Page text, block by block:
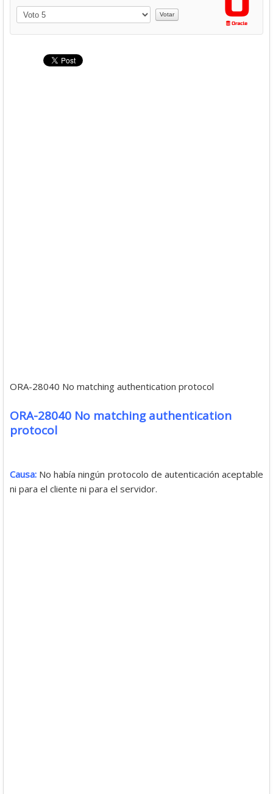
Libros
Por
favor,
vote
ORA-28040 No matching authentication protocol
ORA-28040 No matching authentication
protocol
Causa: No había ningún protocolo de autenticación aceptable
ni para el cliente ni para el servidor.